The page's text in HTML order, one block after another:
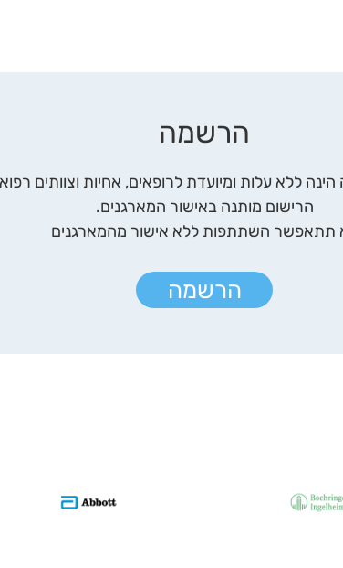
הרשמה
ללא עלות ומיועדת לרופאים, אחיות וצוותים
הרישום מותנה באישור המארגנים.
תתאפשר השתתפות ללא אישור מהמארגנים
הרשמה